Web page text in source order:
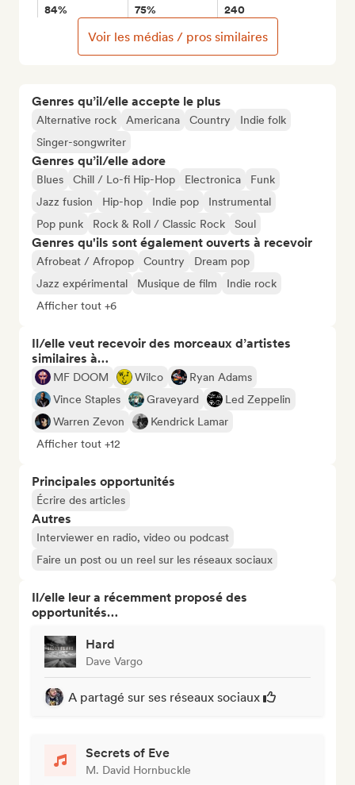
Genres qu’il/elle accepte le plus
Alternative rock Americana Country
Indie folk
Singer-songwriter
Genres qu’il/elle adore
Blues Chill / Lo-fi Hip-Hop Electronica
Funk
Jazz fusion
Hip-hop Indie pop
Instrumental
Pop punk
Rock & Roll / Classic Rock Soul
Genres qu'ils sont également ouverts à recevoir
Afrobeat / Afropop Country
Dream pop
Jazz expérimental
Musique de film
Indie rock
Afficher tout +6
Il/elle veut recevoir des morceaux d’artistes
similaires à…
MF DOOM Wilco
Ryan Adams
Vince Staples
Graveyard
Led Zeppelin
Warren Zevon
Kendrick Lamar
Afficher tout +12
Principales opportunités
Écrire des articles
Autres
Interviewer en radio, video ou podcast
Faire un post ou un reel sur les réseaux sociaux
Il/elle leur a récemment proposé des
opportunités…
Hard
Dave Vargo
A partagé sur ses réseaux sociaux
Secrets of Eve
M. David Hornbuckle
84% 75% 240
Voir les médias / pros similaires